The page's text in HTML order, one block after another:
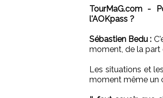
TourMaG.com -
l'AOKpass ?
Sébastien Bedu :
moment, de la part
Les situations et
moment même un